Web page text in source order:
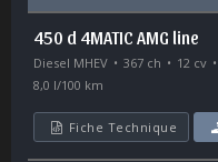
450 d 4MATIC AMG line
Diesel MHEV 367 ch
12 cv
8,0 l/100 km
Fiche Technique